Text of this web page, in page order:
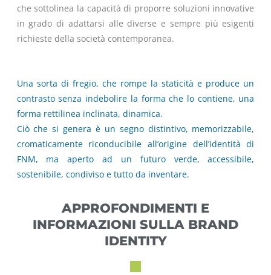
che sottolinea la capacità di proporre soluzioni innovative
in grado di adattarsi alle diverse e sempre più esigenti
richieste della società contemporanea.
Una sorta di fregio, che rompe la staticità e produce un
contrasto senza indebolire la forma che lo contiene, una
forma rettilinea inclinata, dinamica.
Ciò che si genera è un segno distintivo, memorizzabile,
cromaticamente riconducibile all’origine dell’identità di
FNM, ma aperto ad un futuro verde, accessibile,
sostenibile, condiviso e tutto da inventare.
APPROFONDIMENTI E
INFORMAZIONI SULLA BRAND
IDENTITY